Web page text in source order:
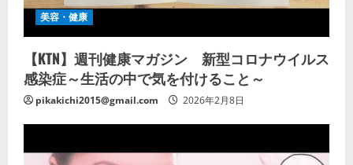
美容・健康
【KTN】週刊健康マガジン 新型コロナウイルス
感染症～生活の中で気を付けること～
pikakichi2015@gmail.com 2026年2月8日